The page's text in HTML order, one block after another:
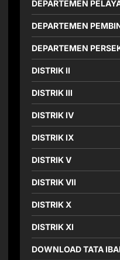
DEPARTEMEN
DEPARTEMEN
DEPARTEMEN
DISTRIK II
DISTRIK III
DISTRIK IV
DISTRIK IX
DISTRIK V
DISTRIK VII
DISTRIK X
DISTRIK XI
DOWNLOAD TATA